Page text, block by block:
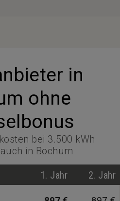
in
ohne
bei 3.500 kWh
in Bochum
1. Jahr
2. Jahr